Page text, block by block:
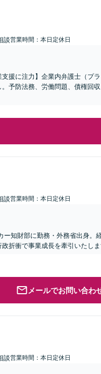
談営業時間：本日定休日
援に注力】企業内弁護士（プ
予防法務、労働問題、債権回
談営業時間：本日定休日
ー知財部に勤務・外務省出身。
折衝で事業成長を牽引いたしま
メールでお問い合わ
談営業時間：本日定休日